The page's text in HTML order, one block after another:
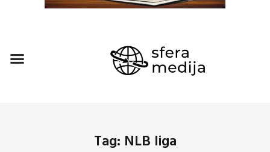
Tag: NLB liga